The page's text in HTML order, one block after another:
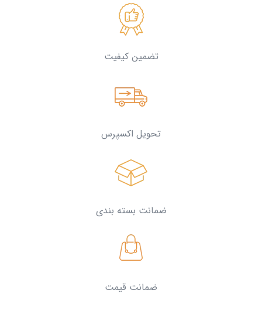
تضمین کیفیت
تحویل اکسپرس
ضمانت بسته بندی
ضمانت قیمت